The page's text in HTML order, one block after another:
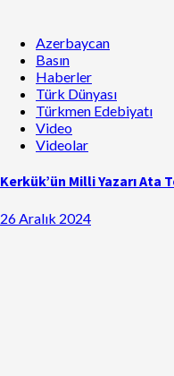
Azerbaycan
Basın
Haberler
Türk Dünyası
Türkmen Edebiyatı
Video
Videolar
Kerkük’ün Milli Yazarı Ata
26 Aralık 2024